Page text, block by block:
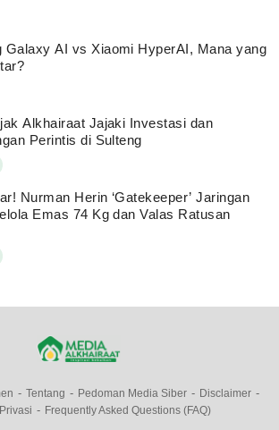
Galaxy AI vs Xiaomi HyperAI, Mana yang
Alkhairaat Jajaki Investasi dan
Perintis di Sulteng
Nurman Herin ‘Gatekeeper’ Jaringan
Emas 74 Kg dan Valas Ratusan
Tentang Pedoman Media Siber
Disclaimer
Frequently Asked Questions (FAQ)